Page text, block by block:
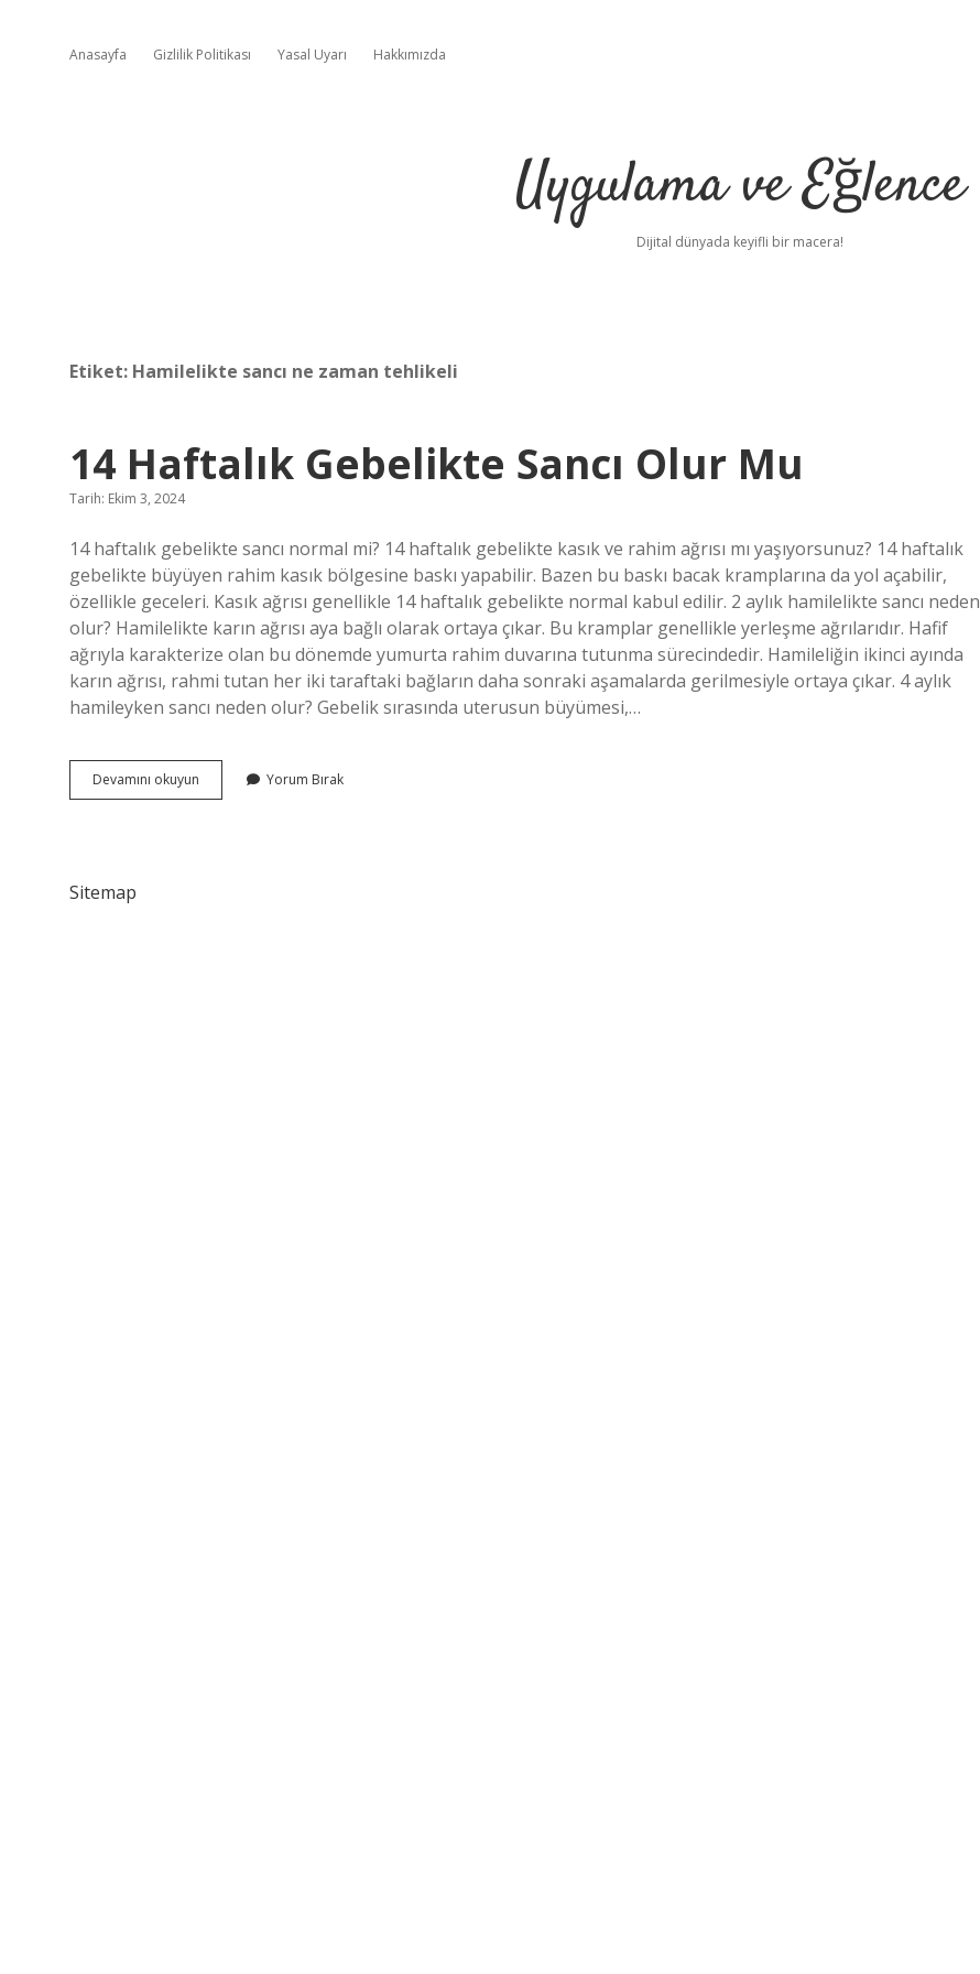
Anasayfa Gizlilik Politikası Yasal Uyarı Hakkımızda
Uygulama ve Eğlence
Dijital dünyada keyifli bir macera!
Etiket: Hamilelikte sancı ne zaman tehlikeli
14 Haftalık Gebelikte Sancı Olur Mu
Tarih: Ekim 3, 2024
14 haftalık gebelikte sancı normal mi? 14 haftalık gebelikte kasık ve rahim ağrısı mı yaşıyorsunuz? 14 haftalık
gebelikte büyüyen rahim kasık bölgesine baskı yapabilir. Bazen bu baskı bacak kramplarına da yol açabilir,
özellikle geceleri. Kasık ağrısı genellikle 14 haftalık gebelikte normal kabul edilir. 2 aylık hamilelikte sancı neden
olur? Hamilelikte karın ağrısı aya bağlı olarak ortaya çıkar. Bu kramplar genellikle yerleşme ağrılarıdır. Hafif
ağrıyla karakterize olan bu dönemde yumurta rahim duvarına tutunma sürecindedir. Hamileliğin ikinci ayında
karın ağrısı, rahmi tutan her iki taraftaki bağların daha sonraki aşamalarda gerilmesiyle ortaya çıkar. 4 aylık
hamileyken sancı neden olur? Gebelik sırasında uterusun büyümesi,…
Devamını okuyun
Haftalık
Yorum Bırak
Sitemap